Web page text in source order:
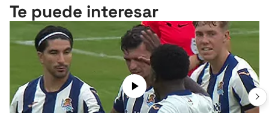
Te puede interesar